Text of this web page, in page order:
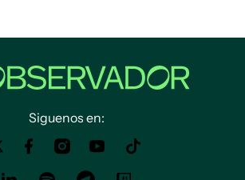
Siguenos en: